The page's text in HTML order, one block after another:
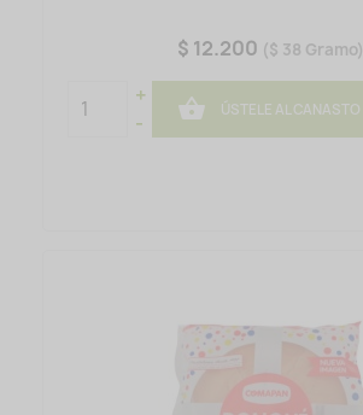
$ 12.200 ($ 38 Gramo)
+
-
 ÚSTELE AL CANASTO